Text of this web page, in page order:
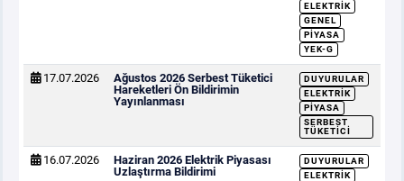
ELEKTRIK
GENEL
PIYASA
YEK-G
17.07.2026
Ağustos 2026 Serbest Tüketici
Hareketleri Ön Bildirimin
Yayınlanması
DUYURULAR
ELEKTRIK
PIYASA
SERBEST
TÜKETICI
16.07.2026
Haziran 2026 Elektrik Piyasası
Uzlaştırma Bildirimi
DUYURULAR
ELEKTRIK